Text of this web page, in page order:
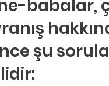
şu